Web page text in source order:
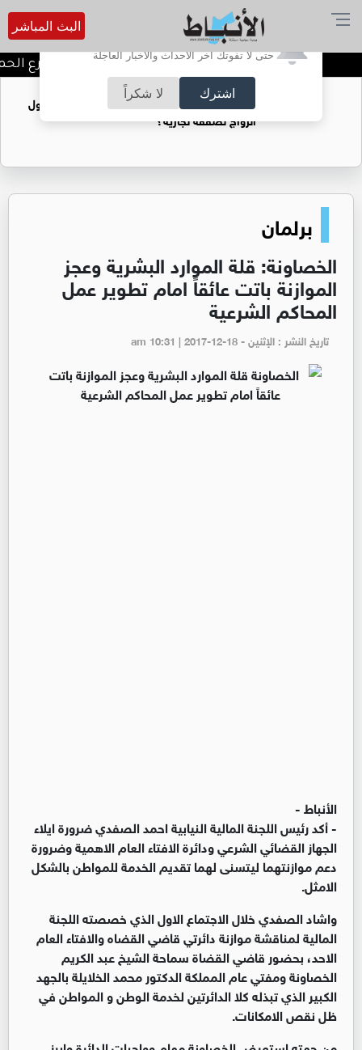
أترغب في تفعيل الإشعارات؟
حتى لا تفوتك آخر الأحداث والأخبار العاجلة
اشترك لا شكراً
البث المباشر
توقيف شبكات دعارة في شارع الحمرا
فتيات يستغللنه لتحقيق مكاسب مادية.. هل تحول
الزواج لصفقة تجارية؟
برلمان
الخصاونة: قلة الموارد البشرية وعجز
الموازنة باتت عائقاً امام تطوير عمل
المحاكم الشرعية
تاريخ النشر : الإثنين - am 10:31 | 2017-12-18
الأنباط -
- أكد رئيس اللجنة المالية النيابية احمد الصفدي ضرورة ايلاء
الجهاز القضائي الشرعي ودائرة الافتاء العام الاهمية وضرورة
دعم موازنتهما ليتسنى لهما تقديم الخدمة للمواطن بالشكل
الامثل.
واشاد الصفدي خلال الاجتماع الاول الذي خصصته اللجنة
المالية لمناقشة موازنة دائرتي قاضي القضاه والافتاء العام
الاحد، بحضور قاضي القضاة سماحة الشيخ عبد الكريم
الخصاونة ومفتي عام المملكة الدكتور محمد الخلايلة بالجهد
الكبير الذي تبذله كلا الدائرتين لخدمة الوطن و المواطن في
ظل نقص الامكانات.